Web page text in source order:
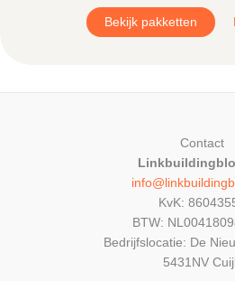
Bekijk pakketten
Contact
KvK:
BTW:
Bedrijfslocatie: De
5431NV